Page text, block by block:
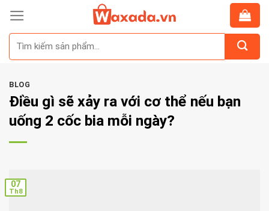
Skip
content
BLOG
Điều gì sẽ xảy ra với cơ thể nếu bạn
uống 2 cốc bia mỗi ngày?
07
Th8